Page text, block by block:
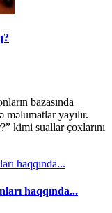
bazasında
məlumatlar yayılır.
kimi suallar çoxlarını
haqqında...